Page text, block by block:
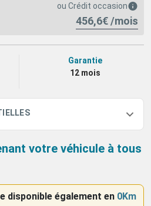
ou Crédit occasion
456,6€ /mois
Garantie
12 mois
votre véhicule à tous
disponible également en 0Km